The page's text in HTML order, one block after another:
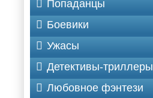
Попаданцы
Боевики
Ужасы
Детективы-триллеры
Любовное фэнтези